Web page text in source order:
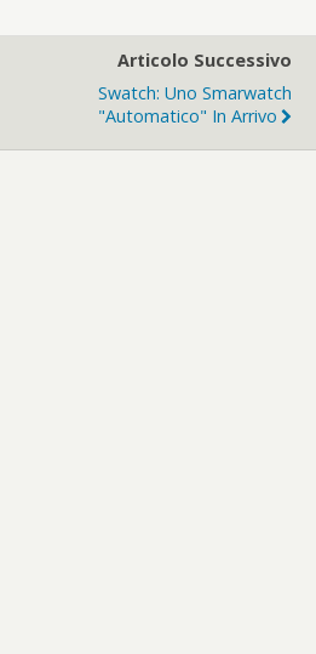
Articolo Successivo
Swatch: Uno Smarwatch
"automatico" In Arrivo